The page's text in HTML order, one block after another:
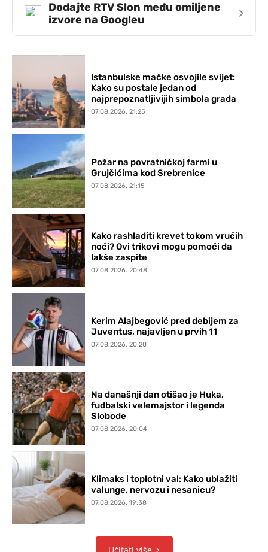
Dodajte RTV Slon među omiljene
izvore na Googleu
›
Istanbulske mačke osvojile svijet:
Kako su postale jedan od
najprepoznatljivijih simbola grada
07.08.2026. 21:25
Požar na povratničkoj farmi u
Grujčićima kod Srebrenice
07.08.2026. 21:15
Kako rashladiti krevet tokom vrućih
noći? Ovi trikovi mogu pomoći da
lakše zaspite
07.08.2026. 20:48
Kerim Alajbegović pred debijem za
Juventus, najavljen u prvih 11
07.08.2026. 20:20
Na današnji dan otišao je Huka,
fudbalski velemajstor i legenda
Slobode
07.08.2026. 20:04
Klimaks i toplotni val: Kako ublažiti
valunge, nervozu i nesanicu?
07.08.2026. 19:38